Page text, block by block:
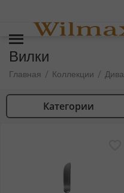
Вилки
Главная / Коллекции / Дива
Категории